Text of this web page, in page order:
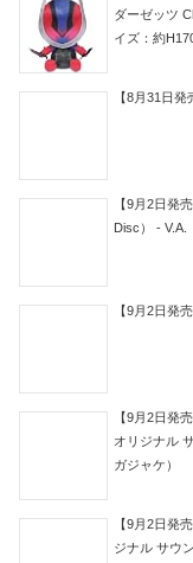
ダーゼッツ
イズ：約
【8月31日
【9月2日発
Disc） - V.A.
【9月2日発
【9月2日発
オリジナル
ガジャケ）
【9月2日発
ジナル サウ